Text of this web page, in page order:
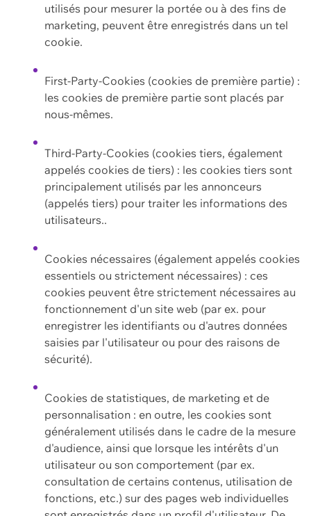
utilisés pour mesurer la portée ou à des fins de
marketing, peuvent être enregistrés dans un tel
cookie.
First-Party-Cookies (cookies de première partie) :
les cookies de première partie sont placés par
nous-mêmes.
Third-Party-Cookies (cookies tiers, également
appelés cookies de tiers) : les cookies tiers sont
principalement utilisés par les annonceurs
(appelés tiers) pour traiter les informations des
utilisateurs..
Cookies nécessaires (également appelés cookies
essentiels ou strictement nécessaires) : ces
cookies peuvent être strictement nécessaires au
fonctionnement d'un site web (par ex. pour
enregistrer les identifiants ou d'autres données
saisies par l'utilisateur ou pour des raisons de
sécurité).
Cookies de statistiques, de marketing et de
personnalisation : en outre, les cookies sont
généralement utilisés dans le cadre de la mesure
d'audience, ainsi que lorsque les intérêts d'un
utilisateur ou son comportement (par ex.
consultation de certains contenus, utilisation de
fonctions, etc.) sur des pages web individuelles